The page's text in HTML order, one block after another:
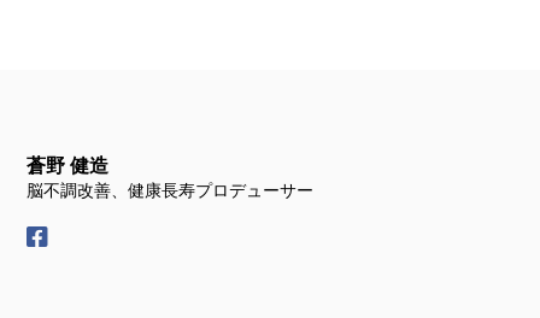
蒼野 健造
脳不調改善、健康長寿プロデューサー